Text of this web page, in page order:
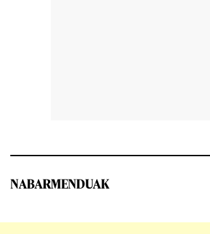
NABARMENDUAK